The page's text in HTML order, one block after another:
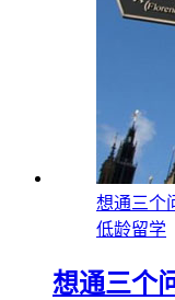
想通三个
低龄留学
想通三个